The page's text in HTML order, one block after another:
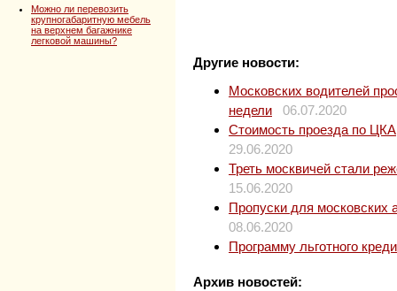
Можно ли перевозить
крупногабаритную мебель
на верхнем багажнике
легковой машины?
Другие новости:
Московских водителей
недели
06.07.2020
Стоимость проезда по
29.06.2020
Треть москвичей стали
15.06.2020
Пропуски для московских
08.06.2020
Программу льготного
Архив новостей: